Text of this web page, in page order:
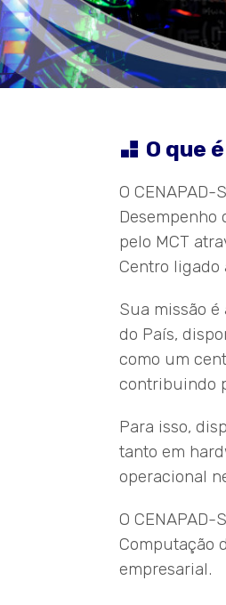
O que
O
Desempenho
pelo MCT
Centro ligado
Sua missão
do País,
como um
contribuindo
Para isso,
tanto em
operacional
O
Computação
empresarial.